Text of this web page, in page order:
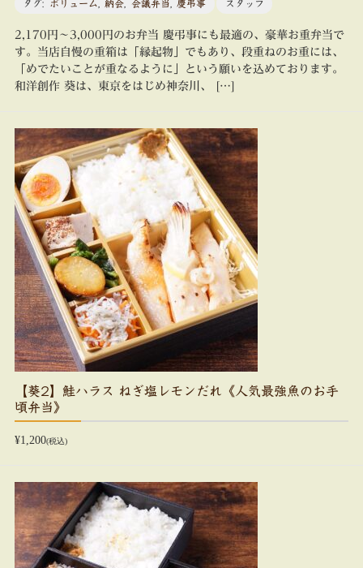
タグ: ボリューム 納会 会議弁当 慶弔事 スタッフ
2,170円～3,000円のお弁当 慶弔事にも最適の、豪華お重弁当で
す。当店自慢の重箱は「縁起物」でもあり、段重ねのお重には、
「めでたいことが重なるように」という願いを込めております。
和洋創作 葵は、東京をはじめ神奈川、 […]
【葵2】鮭ハラス ねぎ塩レモンだれ《人気最強魚のお手
頃弁当》
¥1,200(税込)